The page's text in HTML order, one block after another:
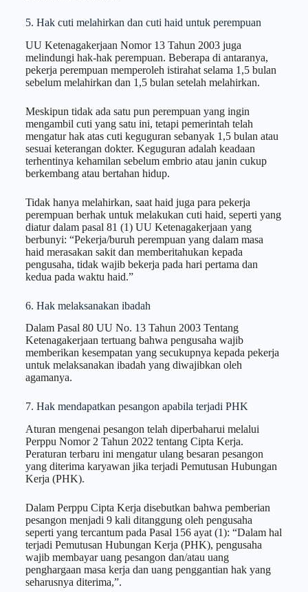
5. Hak cuti melahirkan dan cuti haid untuk perempuan
UU Ketenagakerjaan Nomor 13 Tahun 2003 juga
melindungi hak-hak perempuan. Beberapa di antaranya,
pekerja perempuan memperoleh istirahat selama 1,5 bulan
sebelum melahirkan dan 1,5 bulan setelah melahirkan.
Meskipun tidak ada satu pun perempuan yang ingin
mengambil cuti yang satu ini, tetapi pemerintah telah
mengatur hak atas cuti keguguran sebanyak 1,5 bulan atau
sesuai keterangan dokter. Keguguran adalah keadaan
terhentinya kehamilan sebelum embrio atau janin cukup
berkembang atau bertahan hidup.
Tidak hanya melahirkan, saat haid juga para pekerja
perempuan berhak untuk melakukan cuti haid, seperti yang
diatur dalam pasal 81 (1) UU Ketenagakerjaan yang
berbunyi: “Pekerja/buruh perempuan yang dalam masa
haid merasakan sakit dan memberitahukan kepada
pengusaha, tidak wajib bekerja pada hari pertama dan
kedua pada waktu haid.”
6. Hak melaksanakan ibadah
Dalam Pasal 80 UU No. 13 Tahun 2003 Tentang
Ketenagakerjaan tertuang bahwa pengusaha wajib
memberikan kesempatan yang secukupnya kepada pekerja
untuk melaksanakan ibadah yang diwajibkan oleh
agamanya.
7. Hak mendapatkan pesangon apabila terjadi PHK
Aturan mengenai pesangon telah diperbaharui melalui
Perppu Nomor 2 Tahun 2022 tentang Cipta Kerja.
Peraturan terbaru ini mengatur ulang besaran pesangon
yang diterima karyawan jika terjadi Pemutusan Hubungan
Kerja (PHK).
Dalam Perppu Cipta Kerja disebutkan bahwa pemberian
pesangon menjadi 9 kali ditanggung oleh pengusaha
seperti yang tercantum pada Pasal 156 ayat (1): “Dalam hal
terjadi Pemutusan Hubungan Kerja (PHK), pengusaha
wajib membayar uang pesangon dan/atau uang
penghargaan masa kerja dan uang penggantian hak yang
seharusnya diterima,”.